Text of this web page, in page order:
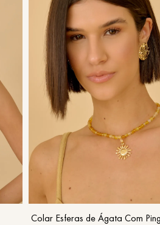
Colar Esferas de Ágata Com